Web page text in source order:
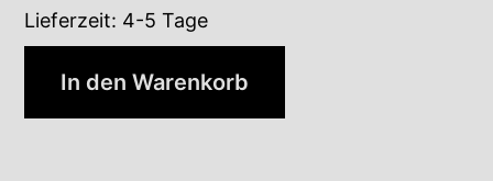
Lieferzeit: 4-5 Tage
In den Warenkorb